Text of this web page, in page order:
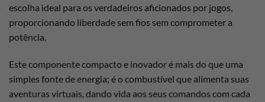
escolha ideal para os verdadeiros aficionados por jogos,
proporcionando liberdade sem fios sem comprometer a
potência.
Este componente compacto e inovador é mais do que uma
simples fonte de energia; é o combustível que alimenta suas
aventuras virtuais, dando vida aos seus comandos com cada